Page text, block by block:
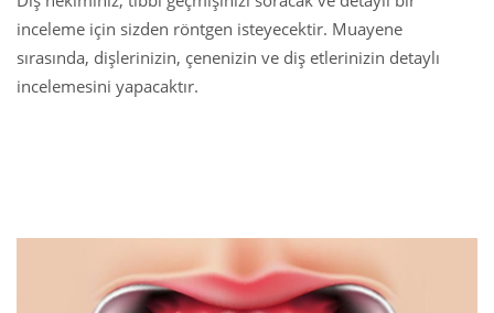
inceleme için sizden röntgen isteyecektir. Muayene
sırasında, dişlerinizin, çenenizin ve diş etlerinizin detaylı
incelemesini yapacaktır.